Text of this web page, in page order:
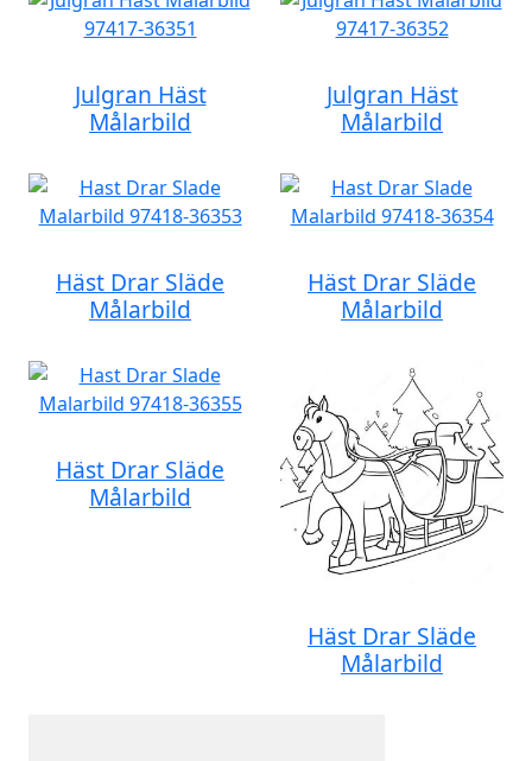
Julgran Häst
Målarbild
Julgran Häst
Målarbild
Häst Drar Släde
Målarbild
Häst Drar Släde
Målarbild
Häst Drar Släde
Målarbild
Häst Drar Släde
Målarbild